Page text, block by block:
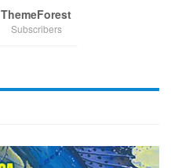
ThemeForest
Subscribers